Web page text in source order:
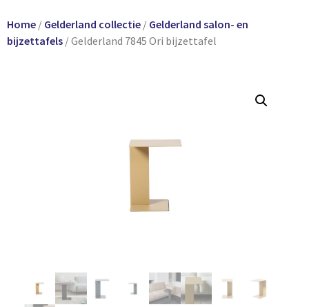
Home / Gelderland collectie / Gelderland salon- en
bijzettafels / Gelderland 7845 Ori bijzettafel